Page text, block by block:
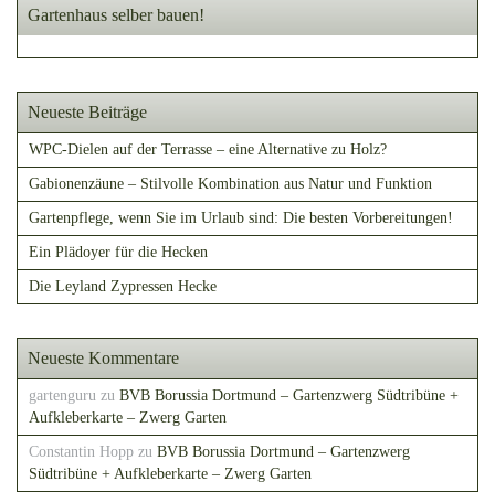
Gartenhaus selber bauen!
Neueste Beiträge
WPC-Dielen auf der Terrasse – eine Alternative zu Holz?
Gabionenzäune – Stilvolle Kombination aus Natur und Funktion
Gartenpflege, wenn Sie im Urlaub sind: Die besten Vorbereitungen!
Ein Plädoyer für die Hecken
Die Leyland Zypressen Hecke
Neueste Kommentare
gartenguru zu BVB Borussia Dortmund – Gartenzwerg Südtribüne +
Aufkleberkarte – Zwerg Garten
Constantin Hopp zu BVB Borussia Dortmund – Gartenzwerg
Südtribüne + Aufkleberkarte – Zwerg Garten